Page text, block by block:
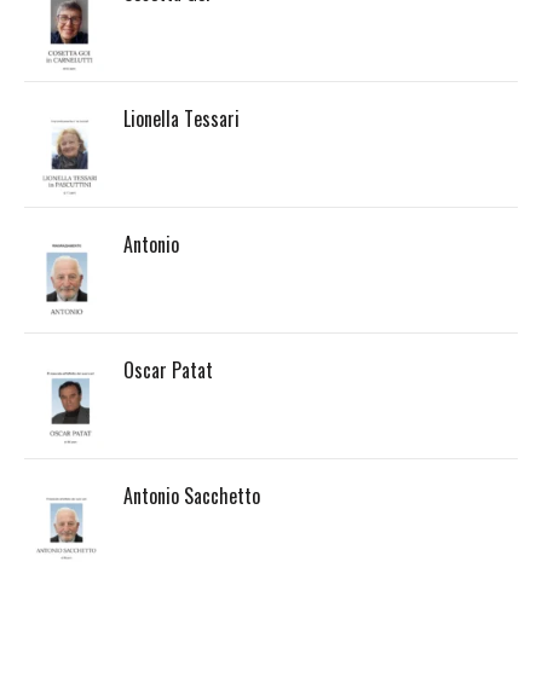
Lionella Tessari
Antonio
Oscar Patat
Antonio Sacchetto